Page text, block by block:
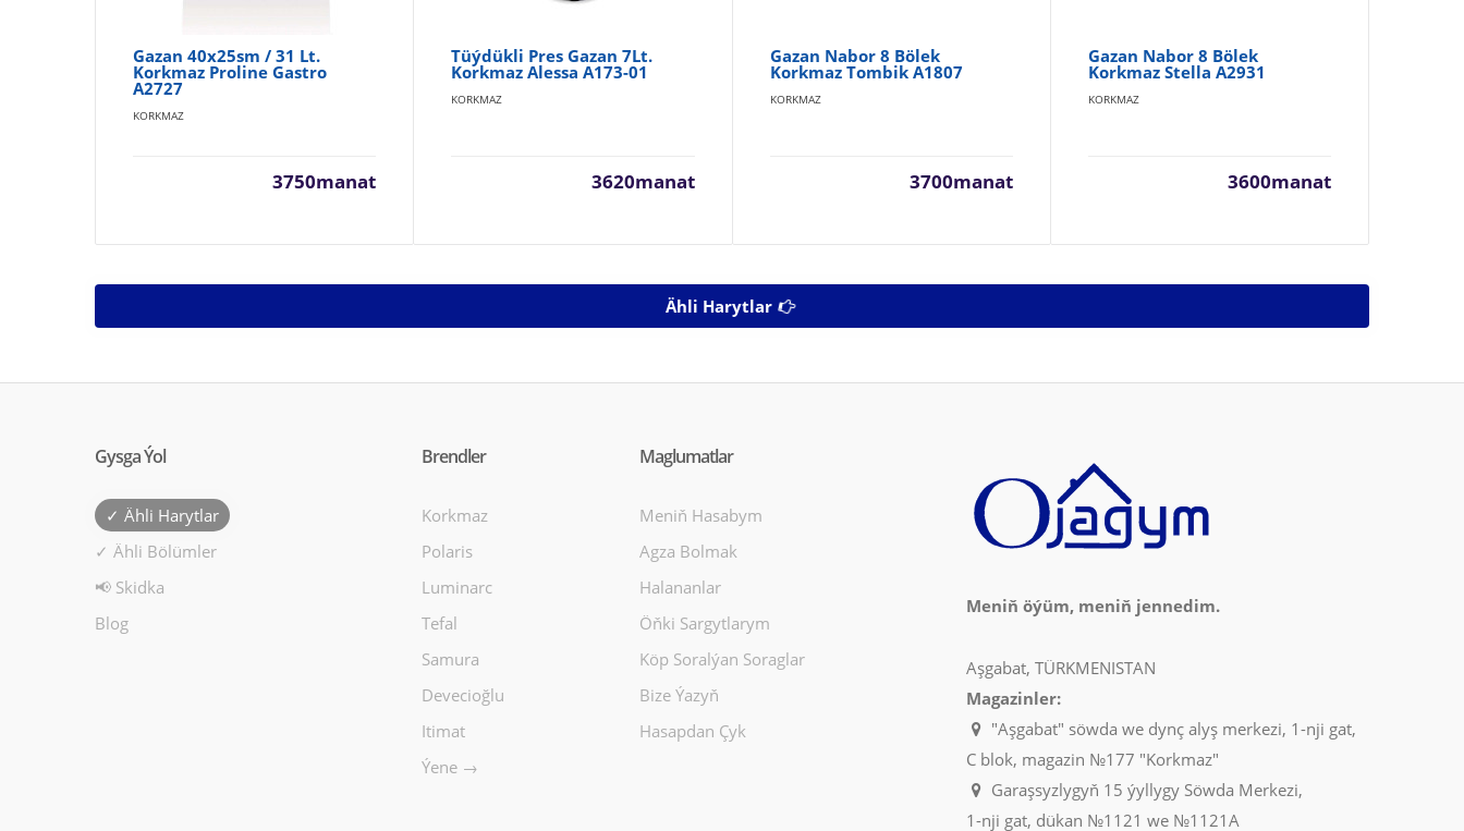
Gazan 40x25sm / 31 Lt.
Korkmaz Proline Gastro
A2727
KORKMAZ
3750manat
Tüýdükli Pres Gazan 7Lt.
Korkmaz Alessa A173-01
KORKMAZ
3620manat
Gazan Nabor 8 Bölek
Korkmaz Tombik A1807
KORKMAZ
3700manat
Gazan Nabor 8 Bölek
Korkmaz Stella A2931
KORKMAZ
3600manat
Ähli Harytlar
Gysga Ýol
✓ Ähli Harytlar
✓ Ähli Bölümler
📢 Skidka
Blog
Brendler
Korkmaz
Polaris
Luminarc
Tefal
Samura
Devecioğlu
Itimat
Ýene →
Maglumatlar
Meniň Hasabym
Agza Bolmak
Halananlar
Öňki Sargytlarym
Köp Soralýan Soraglar
Bize Ýazyň
Hasapdan Çyk
Meniň öýüm, meniň jennedim.
Aşgabat, TÜRKMENISTAN
Magazinler:
"Aşgabat" söwda we dynç alyş merkezi, 1-nji gat,
C blok, magazin №177 "Korkmaz"
Garaşsyzlygyň 15 ýyllygy Söwda Merkezi,
1-nji gat, dükan №1121 we №1121A